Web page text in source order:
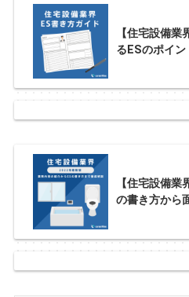
【住宅設備
るESのポイン
【住宅設備
の書き方から